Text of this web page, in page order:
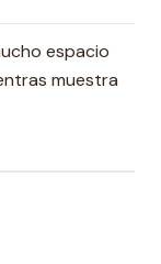
espacio
muestra